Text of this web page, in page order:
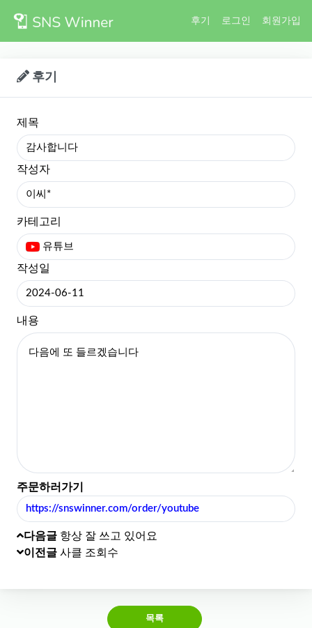
후기 로그인 회원가입
후기
제목
감사합니다
작성자
이씨*
카테고리
유튜브
작성일
2024-06-11
내용
주문하러가기
https://snswinner.com/order/youtube
다음글 항상 잘 쓰고 있어요
이전글 사클 조회수
목록